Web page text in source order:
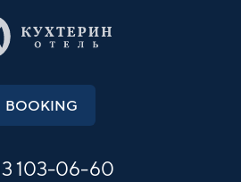
BOOKING
103-06-60